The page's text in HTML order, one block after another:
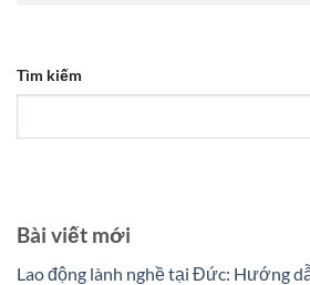
Tìm kiếm
Bài viết mới
Lao động lành nghề tại Đức: Hướng